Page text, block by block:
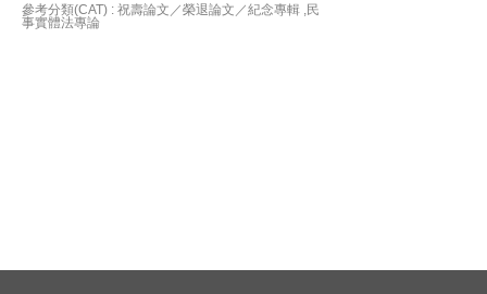
參考分類(CAT) : 祝壽論文／榮退論文／紀念專輯 ,民
事實體法專論